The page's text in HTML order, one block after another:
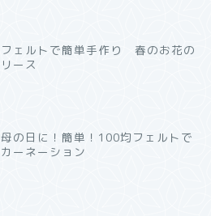
フェルトで簡単手作り 春のお花の
リース
母の日に！簡単！100均フェルトで
カーネーション